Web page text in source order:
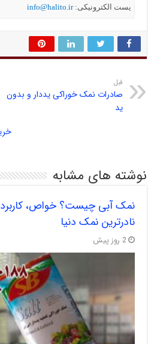
یست الکترونیکی:info@halito.ir
قبل
صادرات نمک خوراکی یددار و بدون
ید
نوشته های مشابه
نمک آبی چیست؟ خواص،
نادرترین نمک دنیا
2 روز پیش